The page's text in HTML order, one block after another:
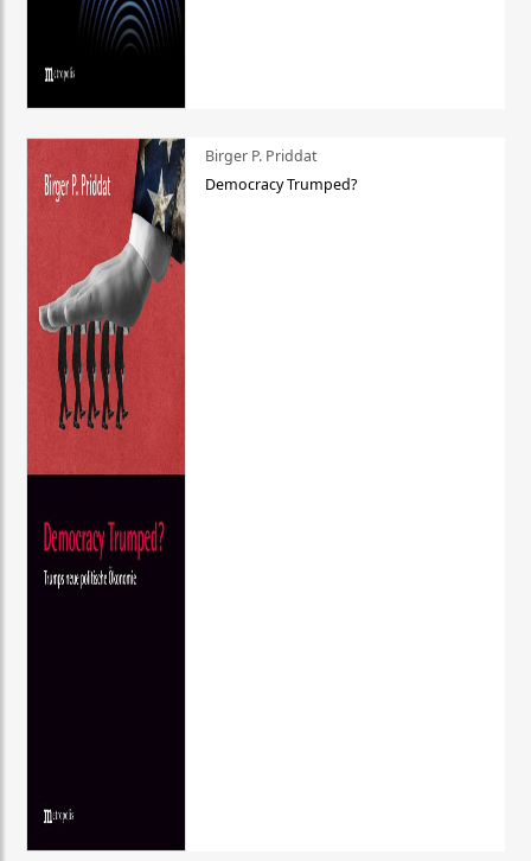
Birger P. Priddat
Democracy Trumped?